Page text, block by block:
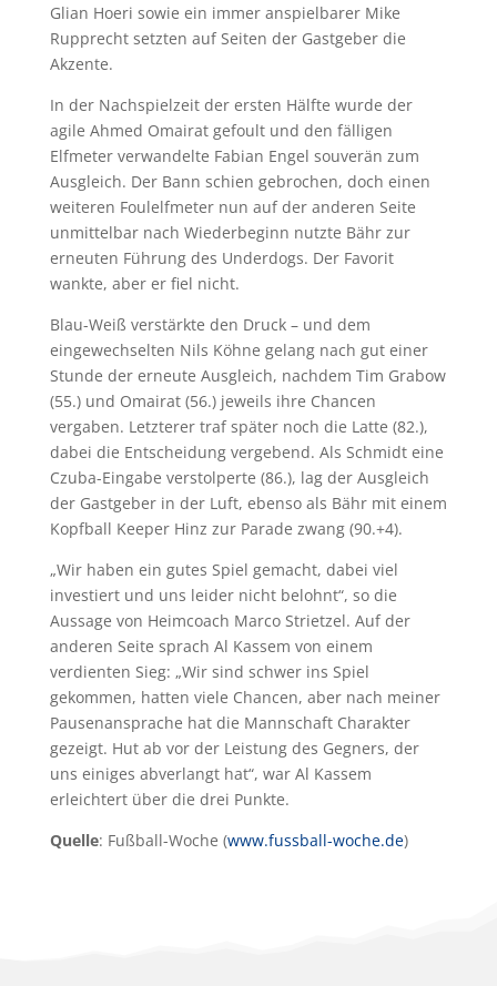
Glian Hoeri sowie ein immer anspielbarer Mike
Rupprecht setzten auf Seiten der Gastgeber die
Akzente.
In der Nachspielzeit der ersten Hälfte wurde der
agile Ahmed Omairat gefoult und den fälligen
Elfmeter verwandelte Fabian Engel souverän zum
Ausgleich. Der Bann schien gebrochen, doch einen
weiteren Foulelfmeter nun auf der anderen Seite
unmittelbar nach Wiederbeginn nutzte Bähr zur
erneuten Führung des Underdogs. Der Favorit
wankte, aber er fiel nicht.
Blau-Weiß verstärkte den Druck – und dem
eingewechselten Nils Köhne gelang nach gut einer
Stunde der erneute Ausgleich, nachdem Tim Grabow
(55.) und Omairat (56.) jeweils ihre Chancen
vergaben. Letzterer traf später noch die Latte (82.),
dabei die Entscheidung vergebend. Als Schmidt eine
Czuba-Eingabe verstolperte (86.), lag der Ausgleich
der Gastgeber in der Luft, ebenso als Bähr mit einem
Kopfball Keeper Hinz zur Parade zwang (90.+4).
„Wir haben ein gutes Spiel gemacht, dabei viel
investiert und uns leider nicht belohnt“, so die
Aussage von Heimcoach Marco Strietzel. Auf der
anderen Seite sprach Al Kassem von einem
verdienten Sieg: „Wir sind schwer ins Spiel
gekommen, hatten viele Chancen, aber nach meiner
Pausenansprache hat die Mannschaft Charakter
gezeigt. Hut ab vor der Leistung des Gegners, der
uns einiges abverlangt hat“, war Al Kassem
erleichtert über die drei Punkte.
Quelle: Fußball-Woche (www.fussball-woche.de)